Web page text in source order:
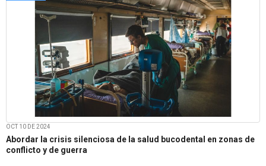
OCT 10 DE 2024
Abordar la crisis silenciosa de la salud bucodental en zonas de
conflicto y de guerra